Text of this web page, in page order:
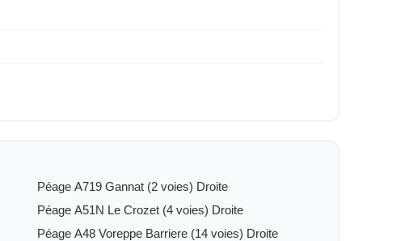
Péage A719 Gannat (2 voies) Droite
Péage A51N Le Crozet (4 voies) Droite
Péage A48 Voreppe Barriere (14 voies) Droite